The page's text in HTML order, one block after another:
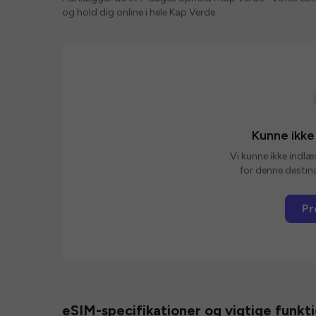
og hold dig online i hele Kap Verde.
Kunne
Vi kunne ikke
for denne
eSIM-specifikationer og vigtige